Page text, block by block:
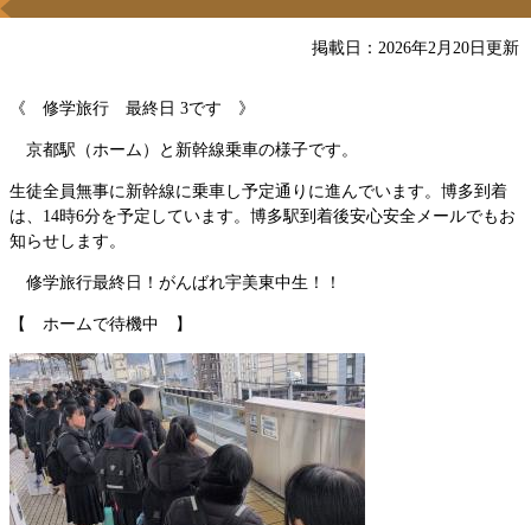
掲載日：2026年2月20日更新
《 修学旅行 最終日 3です 》
京都駅（ホーム）と新幹線乗車の様子です。
生徒全員無事に新幹線に乗車し予定通りに進んでいます。博多到着
は、14時6分を予定しています。博多駅到着後安心安全メールでもお
知らせします。
修学旅行最終日！がんばれ宇美東中生！！
【 ホームで待機中 】